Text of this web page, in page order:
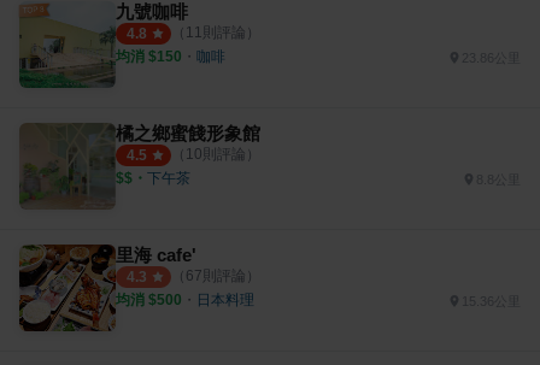
九號咖啡
4.8 （ 11則評論）
均消 $150 ・ 咖啡
橘之鄉蜜餞形象館
4.5 （ 10則評論）
$$ ・ 下午茶
里海 cafe'
4.3 （ 67則評論）
均消 $500 ・ 日本料理 15.36公里